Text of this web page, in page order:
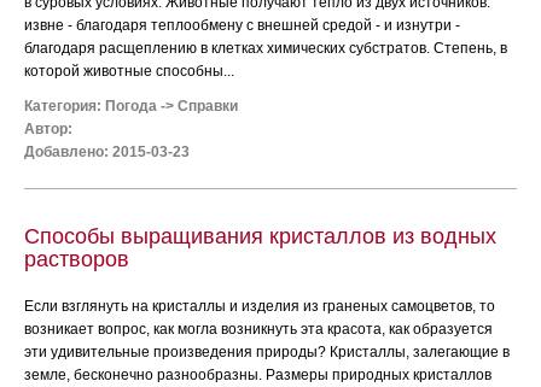
извне - благодаря теплообмену с внешней средой - и изнутри -
благодаря расщеплению в клетках химических субстратов. Степень, в
которой животные способны...
Категория: Погода -> Справки
Автор:
Добавлено: 2015-03-23
Способы выращивания кристаллов из водных
растворов
Если взглянуть на кристаллы и изделия из граненых самоцветов, то
возникает вопрос, как могла возникнуть эта красота, как образуется
эти удивительные произведения природы? Кристаллы, залегающие в
земле, бесконечно разнообразны. Размеры природных кристаллов